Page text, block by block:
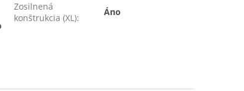
Zosilnená
konštrukcia (XL):
Áno